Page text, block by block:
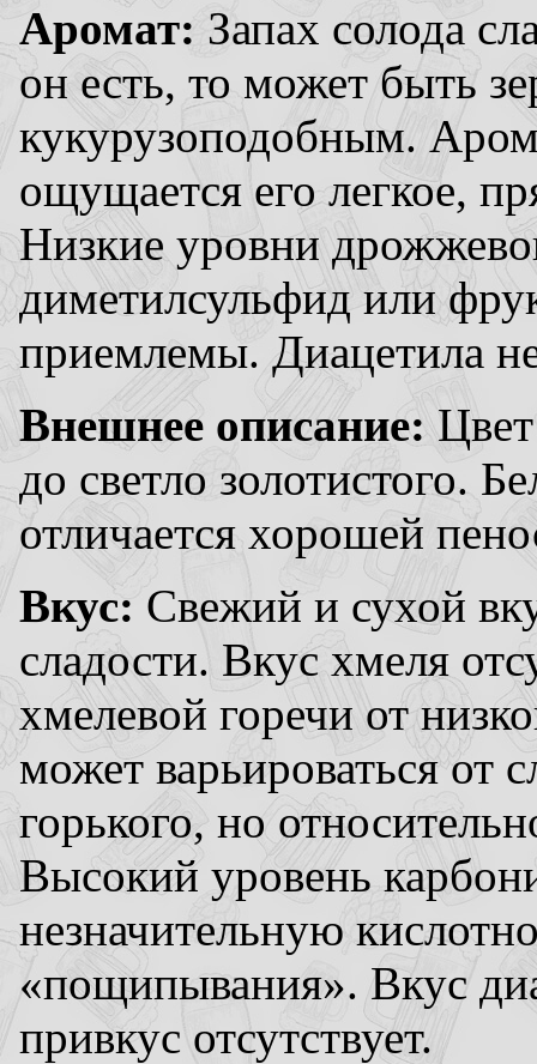
Аромат: Запах солода
он есть, то может быть
кукурузоподобным.
ощущается его легкое,
Низкие уровни
диметилсульфид или
приемлемы. Диацетила
Внешнее описание:
до светло золотистого.
отличается хорошей
Вкус: Свежий и сухой
сладости. Вкус хмеля
хмелевой горечи от
может варьироваться от
горького, но
Высокий уровень
незначительную
«пощипывания». Вкус
привкус отсутствует.